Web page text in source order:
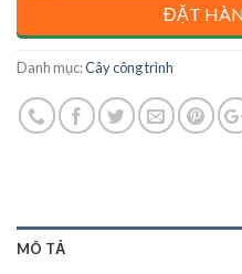
ĐẶT
Danh mục:Cây công trình
MÔ TẢ